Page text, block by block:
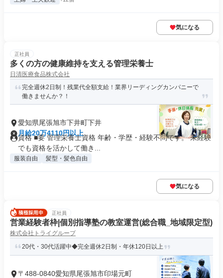
気になる
正社員
多くの方の健康維持を支える管理栄養士
日清医療食品株式会社
完全週休2日制！残業代全額支給！業界リーディングカンパニーで
働きませんか？！
愛知県尾張旭市下井町下井
月給20万4110円以上
資格 ■要 管理栄養士資格 年齢・学歴・経験不問です。 未経験
でも資格を活かして働き...
服装自由 髪型・髪色自由
気になる
正社員
営業経験者枠|個別指導塾の教室運営(総合職_地域限定型)
株式会社トライグループ
20代・30代活躍中◆完全週休2日制・年休120日以上
〒488-0840愛知県尾張旭市印場元町